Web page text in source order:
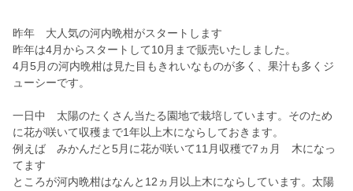
昨年 大人気の河内晩柑がスタートします
昨年は4月からスタートして10月まで販売いたしました。
4月5月の河内晩柑は見た目もきれいなものが多く、果汁も多くジ
ューシーです。
一日中 太陽のたくさん当たる園地で栽培しています。そのため
に花が咲いて収穫まで1年以上木にならしておきます。
例えば みかんだと5月に花が咲いて11月収穫で7ヵ月 木になっ
てます
ところが河内晩柑はなんと12ヵ月以上木にならしています。太陽